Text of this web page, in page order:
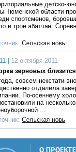
детско-
Тюменской области
спортсменов,
и трое абатчан.
Сельская новь
|
12 октября 2011
зерновых
совсем некстати
отдалила
По-осеннему
на
…
Сельская новь